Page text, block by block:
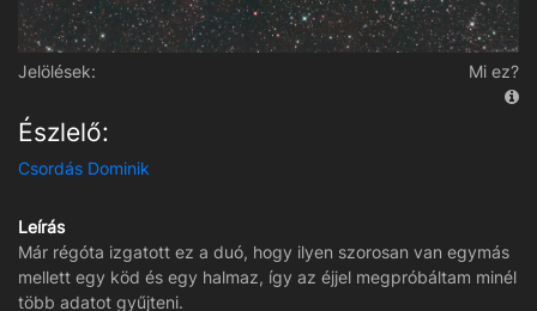
Jelölések: Mi ez?
Észlelő:
Csordás Dominik
Leírás
Már régóta izgatott ez a duó, hogy ilyen szorosan van egymás
mellett egy köd és egy halmaz, így az éjjel megpróbáltam minél
több adatot gyűjteni.